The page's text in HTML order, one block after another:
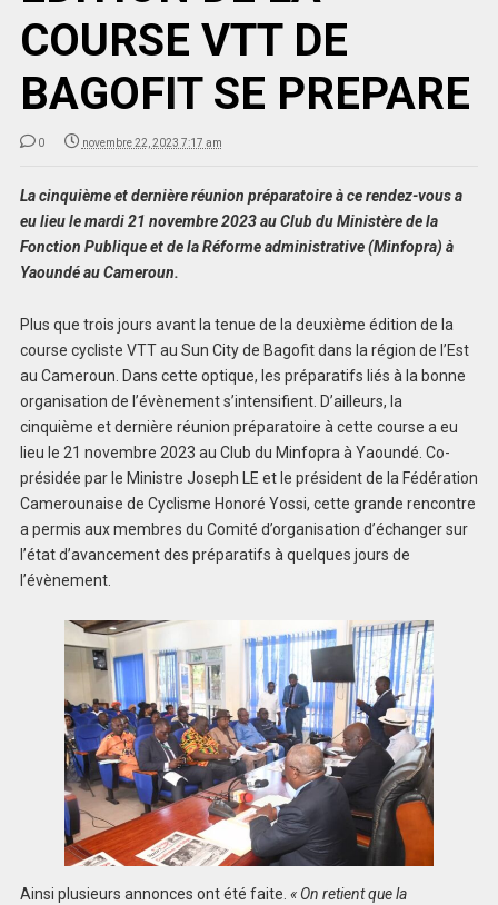
COURSE VTT DE
BAGOFIT SE PREPARE
0 novembre 22, 2023 7:17 am
La cinquième et dernière réunion préparatoire à ce rendez-vous a
eu lieu le mardi 21 novembre 2023 au Club du Ministère de la
Fonction Publique et de la Réforme administrative (Minfopra) à
Yaoundé au Cameroun.
Plus que trois jours avant la tenue de la deuxième édition de la
course cycliste VTT au Sun City de Bagofit dans la région de l’Est
au Cameroun. Dans cette optique, les préparatifs liés à la bonne
organisation de l’évènement s’intensifient. D’ailleurs, la
cinquième et dernière réunion préparatoire à cette course a eu
lieu le 21 novembre 2023 au Club du Minfopra à Yaoundé. Co-
présidée par le Ministre Joseph LE et le président de la Fédération
Camerounaise de Cyclisme Honoré Yossi, cette grande rencontre
a permis aux membres du Comité d’organisation d’échanger sur
l’état d’avancement des préparatifs à quelques jours de
l’évènement.
Ainsi plusieurs annonces ont été faite. « On retient que la